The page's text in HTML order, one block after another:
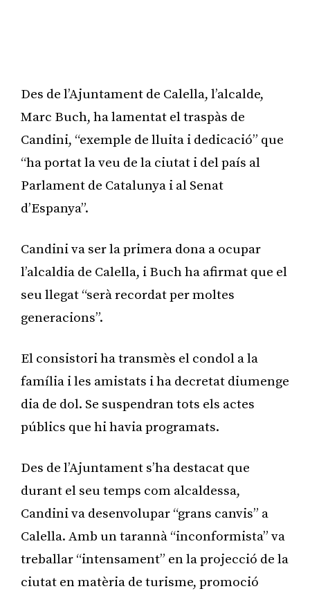
Des de l’Ajuntament de Calella, l’alcalde,
Marc Buch, ha lamentat el traspàs de
Candini, “exemple de lluita i dedicació” que
“ha portat la veu de la ciutat i del país al
Parlament de Catalunya i al Senat
d’Espanya”.
Candini va ser la primera dona a ocupar
l’alcaldia de Calella, i Buch ha afirmat que el
seu llegat “serà recordat per moltes
generacions”.
El consistori ha transmès el condol a la
família i les amistats i ha decretat diumenge
dia de dol. Se suspendran tots els actes
públics que hi havia programats.
Des de l’Ajuntament s’ha destacat que
durant el seu temps com alcaldessa,
Candini va desenvolupar “grans canvis” a
Calella. Amb un tarannà “inconformista” va
treballar “intensament” en la projecció de la
ciutat en matèria de turisme, promoció